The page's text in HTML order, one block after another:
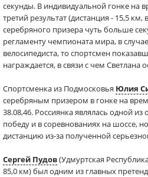
секунды. В индивидуальной гонке на
третий результат (дистанция - 15,5 км,
серебряного призера чуть больше
регламенту чемпионата мира, в случае
велосипедиста, то спортсмен
награждается, в связи с чем Светлана
Спортсменка из Подмосковья Юлия
серебряным призером в гонке на
38.08,46. Россиянка являлась одной
победу и в соревнованиях на шоссе,
дистанцию из-за полученной
Сергей Пудов(Удмуртская
85,0 км) был одним из главных